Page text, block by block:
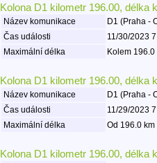
Kolona D1 kilometr 196.00, délka
Název komunikace
D1 (Praha -
Čas události
11/30/2023
Maximální délka
Kolem
Kolona D1 kilometr 196.00, délka
Název komunikace
D1 (Praha -
Čas události
11/29/2023
Maximální délka
Od 196.0
Kolona D1 kilometr 196.00, délka